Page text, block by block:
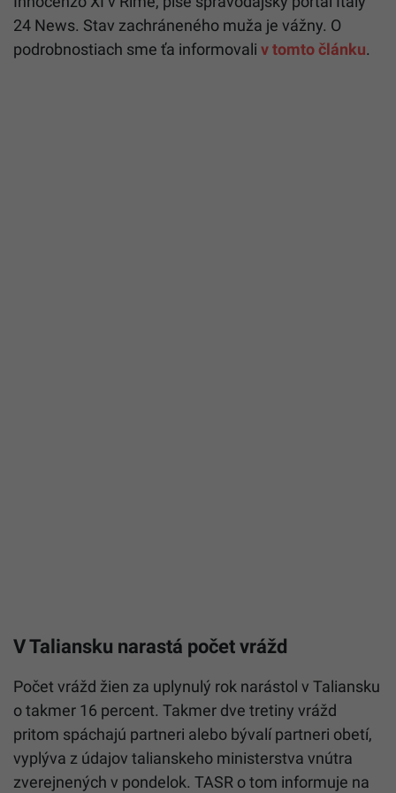
24 News. Stav zachráneného muža je vážny. O
podrobnostiach sme ťa informovali v tomto článku.
V Taliansku narastá počet vrážd
Počet vrážd žien za uplynulý rok narástol v Taliansku
o takmer 16 percent. Takmer dve tretiny vrážd
pritom spáchajú partneri alebo bývalí partneri obetí,
vyplýva z údajov talianskeho ministerstva vnútra
zverejnených v pondelok. TASR o tom informuje na